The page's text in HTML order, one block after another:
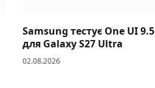
Samsung тестує One UI 9.5
для Galaxy S27 Ultra
02.08.2026